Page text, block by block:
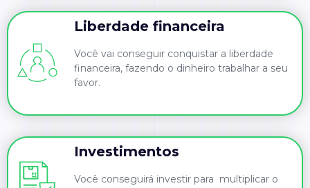
Liberdade financeira
Você vai conseguir conquistar a liberdade
financeira, fazendo o dinheiro trabalhar a seu
favor.
Investimentos
Você conseguirá investir para multiplicar o